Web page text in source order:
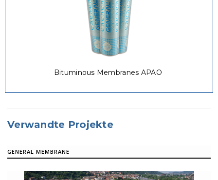
Bituminous Membranes APAO
Verwandte Projekte
GENERAL MEMBRANE